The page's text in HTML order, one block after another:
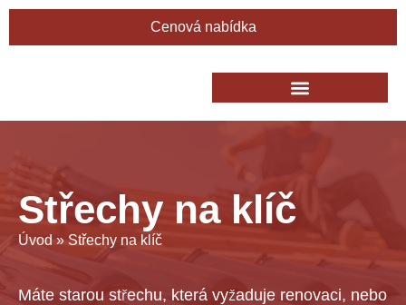
Cenová nabídka
Střechy na klíč
Úvod » Střechy na klíč
Máte starou střechu, která vyžaduje renovaci, nebo